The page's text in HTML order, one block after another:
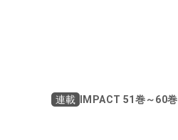
連載 IMPACT 51巻～60巻